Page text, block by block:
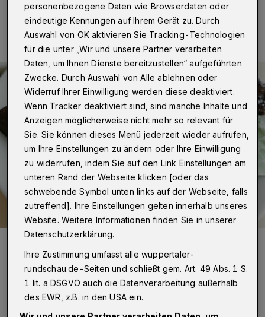
05.12.2021 , 13:00 Uhr 2 Minuten Lesezeit
Die Schwebebahn, Tuffi und die Laurentiuskirche im Mini-
Foto: Wuppertaler Rundschau/mivi
personenbezogene Daten wie Browserdaten oder
eindeutige Kennungen auf Ihrem Gerät zu. Durch
Auswahl von OK aktivieren Sie Tracking-Technologien
für die unter „Wir und unsere Partner verarbeiten
Daten, um Ihnen Dienste bereitzustellen“ aufgeführten
Zwecke. Durch Auswahl von Alle ablehnen oder
Widerruf Ihrer Einwilligung werden diese deaktiviert.
Wenn Tracker deaktiviert sind, sind manche Inhalte und
Anzeigen möglicherweise nicht mehr so relevant für
Sie. Sie können dieses Menü jederzeit wieder aufrufen,
um Ihre Einstellungen zu ändern oder Ihre Einwilligung
zu widerrufen, indem Sie auf den Link Einstellungen am
unteren Rand der Webseite klicken [oder das
schwebende Symbol unten links auf der Webseite, falls
zutreffend]. Ihre Einstellungen gelten innerhalb unseres
Website. Weitere Informationen finden Sie in unserer
Datenschutzerklärung.
Ihre Zustimmung umfasst alle wuppertaler-
rundschau.de-Seiten und schließt gem. Art. 49 Abs. 1 S.
1 lit. a DSGVO auch die Datenverarbeitung außerhalb
des EWR, z.B. in den USA ein.